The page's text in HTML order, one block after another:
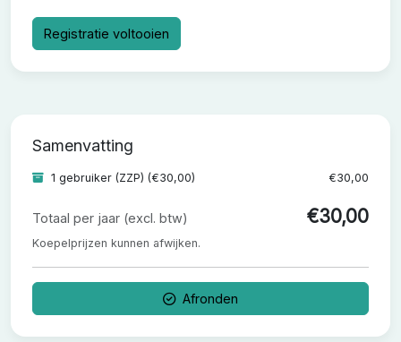
Registratie voltooien
Samenvatting
1 gebruiker (ZZP) (€30,00) €30,00
Totaal per jaar (excl. btw) €30,00
Koepelprijzen kunnen afwijken.
Afronden